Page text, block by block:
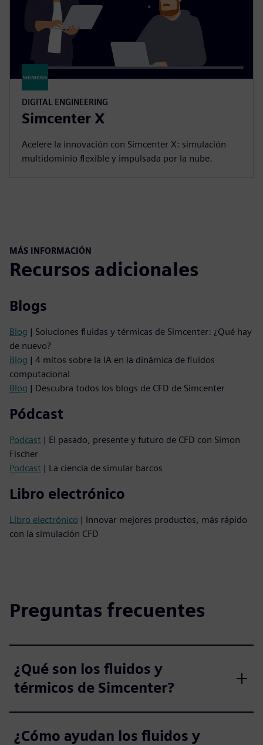
DIGITAL ENGINEERING
Simcenter X
Acelere la innovación con Simcenter X: simulación
multidominio flexible y impulsada por la nube.
MÁS INFORMACIÓN
Recursos adicionales
Blogs
Blog | Soluciones fluidas y térmicas de Simcenter: ¿Qué hay
de nuevo?
Blog | 4 mitos sobre la IA en la dinámica de fluidos
computacional
Blog | Descubra todos los blogs de CFD de Simcenter
Pódcast
Podcast | El pasado, presente y futuro de CFD con Simon
Fischer
Podcast | La ciencia de simular barcos
Libro electrónico
Libro electrónico | Innovar mejores productos, más rápido
con la simulación CFD
Preguntas frecuentes
¿Qué son los fluidos y
térmicos de Simcenter?
¿Cómo ayudan los fluidos y